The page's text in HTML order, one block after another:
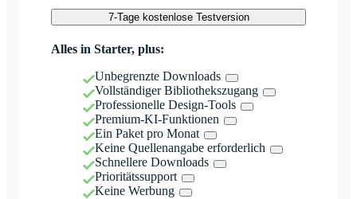
7-Tage kostenlose Testversion
Alles in Starter, plus:
Unbegrenzte Downloads
Vollständiger Bibliothekszugang
Professionelle Design-Tools
Premium-KI-Funktionen
Ein Paket pro Monat
Keine Quellenangabe erforderlich
Schnellere Downloads
Prioritätssupport
Keine Werbung